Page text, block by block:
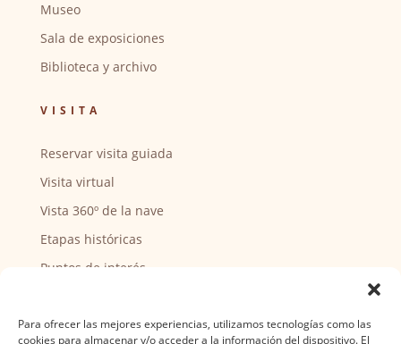
Para ofrecer las mejores experiencias, utilizamos tecnologías como las
cookies para almacenar y/o acceder a la información del dispositivo. El
Museo
Sala de exposiciones
Biblioteca y archivo
VISITA
Reservar visita guiada
Visita virtual
Vista 360º de la nave
Etapas históricas
Puntos de interés